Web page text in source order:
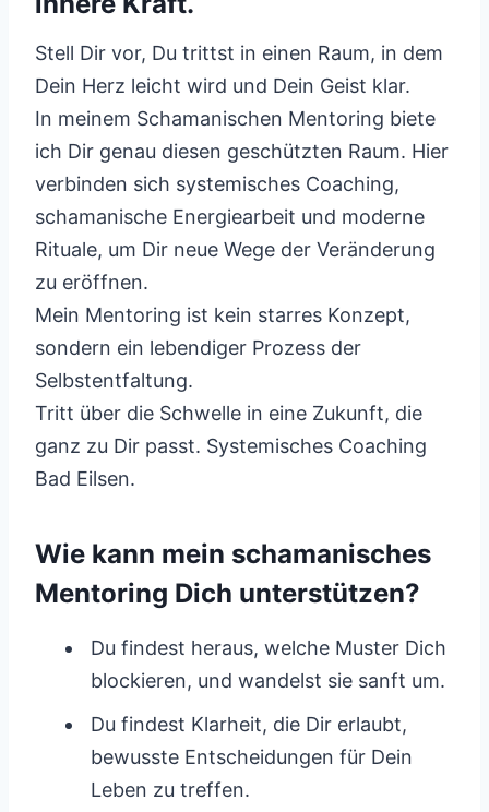
Stell Dir vor, Du trittst in einen Raum, in dem
Dein Herz leicht wird und Dein Geist klar.
In meinem Schamanischen Mentoring biete
ich Dir genau diesen geschützten Raum. Hier
verbinden sich systemisches Coaching,
schamanische Energiearbeit und moderne
Rituale, um Dir neue Wege der Veränderung
zu eröffnen.
Mein Mentoring ist kein starres Konzept,
sondern ein lebendiger Prozess der
Selbstentfaltung.
Tritt über die Schwelle in eine Zukunft, die
ganz zu Dir passt. Systemisches Coaching
Bad Eilsen.
Wie kann mein schamanisches
Mentoring Dich unterstützen?
Du findest heraus, welche Muster Dich
blockieren, und wandelst sie sanft um.
Du findest Klarheit, die Dir erlaubt,
bewusste Entscheidungen für Dein
Leben zu treffen.